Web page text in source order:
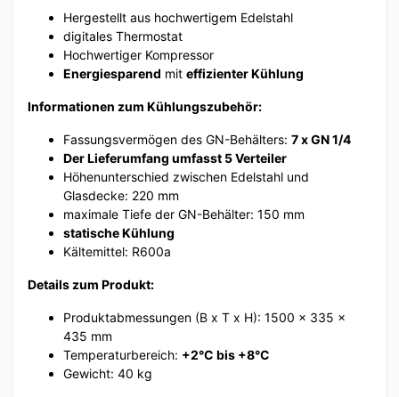
Hergestellt aus hochwertigem Edelstahl
digitales Thermostat
Hochwertiger Kompressor
Energiesparend mit effizienter Kühlung
Informationen zum Kühlungszubehör:
Fassungsvermögen des GN-Behälters: 7 x GN 1/4
Der Lieferumfang umfasst 5 Verteiler
Höhenunterschied zwischen Edelstahl und
Glasdecke: 220 mm
maximale Tiefe der GN-Behälter: 150 mm
statische Kühlung
Kältemittel: R600a
Details zum Produkt:
Produktabmessungen (B x T x H): 1500 x 335 x
435 mm
Temperaturbereich: +2°C bis +8°C
Gewicht: 40 kg